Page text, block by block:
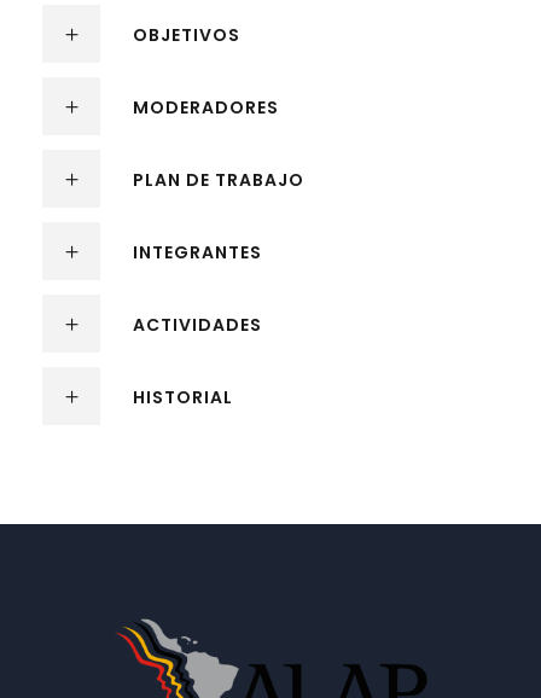
OBJETIVOS
MODERADORES
PLAN DE TRABAJO
INTEGRANTES
ACTIVIDADES
HISTORIAL